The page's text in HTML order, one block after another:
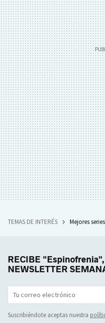
TEMAS DE INTERÉS Mejores
RECIBE
NEWSLETTER
Suscribiéndote aceptas nuestra